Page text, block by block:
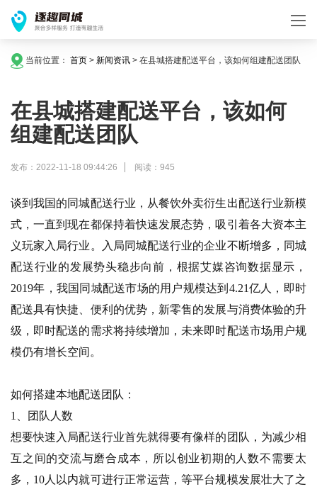
当前位置： 首页 > 新闻资讯 > 在县城搭建配送平台，该如何组建配送团队
在县城搭建配送平台，该如何
组建配送团队
发布：2022-11-18 09:44:26 阅读：945
谈到我国的同城配送行业，从餐饮外卖衍生出配送行业新模
式，一直到现在都保持着快速发展态势，吸引着各大资本主
义玩家入局行业。入局同城配送行业的企业不断增多，同城
配送行业的发展势头稳步向前，根据艾媒咨询数据显示，
2019年，我国同城配送市场的用户规模达到4.21亿人，即时
配送具有快捷、便利的优势，新零售的发展与消费体验的升
级，即时配送的需求将持续增加，未来即时配送市场用户规
模仍有增长空间。
如何搭建本地配送团队：
1、团队人数
想要快速入局配送行业首先就得要有像样的团队，为减少相
互之间的交流与磨合成本，所以创业初期的人数不需要太
多，10人以内就可进行正常运营，等平台规模发展壮大了之